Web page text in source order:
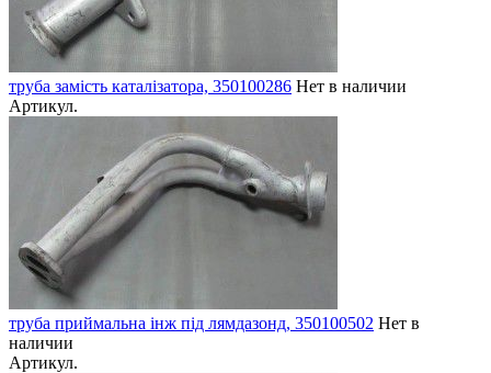
труба замість каталізатора, 350100286 Нет в наличии
Артикул.
труба приймальна інж під лямдазонд, 350100502 Нет в
наличии
Артикул.